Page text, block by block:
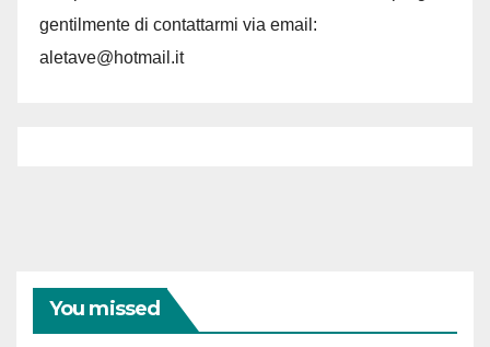
gentilmente di contattarmi via email:
aletave@hotmail.it
You missed